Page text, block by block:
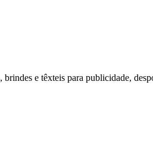
e têxteis para publicidade,